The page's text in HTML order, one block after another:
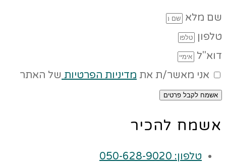
שם מלא
טלפון
דוא"ל
אני מאשר/ת את מדיניות הפרטיות של האתר
אשמח לקבל פרטים
אשמח להכיר
טלפון: 050-628-9020